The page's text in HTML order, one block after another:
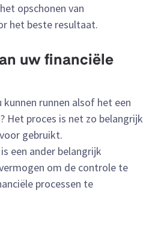
opschonen van
het beste resultaat.
uw financiële
runnen alsof het een
Het proces is net zo belangrijk
gebruikt.
een ander belangrijk
om de controle te
processen te